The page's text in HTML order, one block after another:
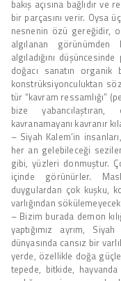
bakış açısına bağlıdır ve
bir parçasını verir. Oysa
nesnenin özü gereğidir,
algılanan
algıladığını
doğacı sanatın organik
konstrüksiyonculuktan
tür “kavram ressamlığı”
bize
kavranamayanı kavranır
– Siyah Kalem’in
her an gelebileceği
gibi, yüzleri donmuştur.
içinde görünürler.
duygulardan çok kuşku,
varlığından
– Bizim burada demon
yaptığımız ayrım,
dünyasında cansız bir
yerde, özellikle doğa
tepede, bitkide,